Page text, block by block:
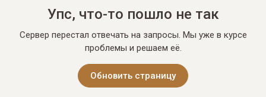
Упс, что-то пошло не так
Сервер перестал отвечать на запросы. Мы уже в курсе
проблемы и решаем её.
Обновить страницу